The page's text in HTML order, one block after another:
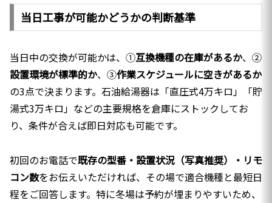
当日工事が可能かどうかの判断基準
当日中の交換が可能かは、①互換機種の在庫があるか、②
設置環境が標準的か、③作業スケジュールに空きがあるか
の3点で決まります。石油給湯器は「直圧式4万キロ」「貯
湯式3万キロ」などの主要規格を倉庫にストックしてお
り、条件が合えば即日対応も可能です。
初回のお電話で既存の型番・設置状況（写真推奨）・リモ
コン数をお伝えいただければ、その場で適合機種と最短日
程をご回答します。特に冬場は予約が埋まりやすいため、